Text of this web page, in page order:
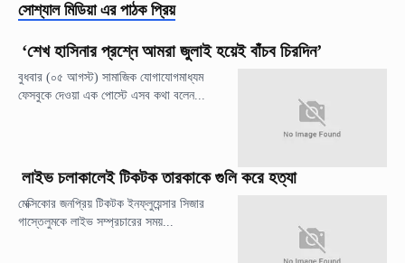
সোশ্যাল মিডিয়া এর পাঠক প্রিয়
‘শেখ হাসিনার প্রশ্নে আমরা জুলাই হয়েই বাঁচব চিরদিন’
বুধবার (০৫ আগস্ট) সামাজিক যোগাযোগমাধ্যম
ফেসবুকে দেওয়া এক পোস্টে এসব কথা বলেন...
লাইভ চলাকালেই টিকটক তারকাকে গুলি করে হত্যা
মেক্সিকোর জনপ্রিয় টিকটক ইনফ্লুয়েন্সার সিজার
গাস্তেলুমকে লাইভ সম্প্রচারের সময়...